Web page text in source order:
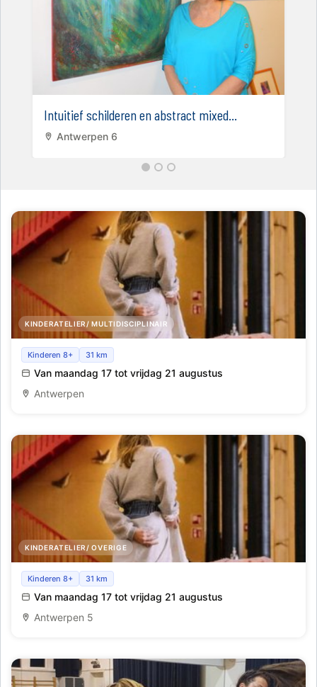
Intuitief schilderen en abstract mixed...
Antwerpen 6
KINDERATELIER/ MULTIDISCIPLINAIR
'Modekamp: Maak een nieuw ontwerp met pre-loved
kleding_Pulcinella_Week 8
Kinderen 8+ 31 km
Van maandag 17 tot vrijdag 21 augustus
Antwerpen
KINDERATELIER/ OVERIGE
Fashion Restyling Lab_Antwerpen_Week8
Kinderen 8+ 31 km
Van maandag 17 tot vrijdag 21 augustus
Antwerpen 5